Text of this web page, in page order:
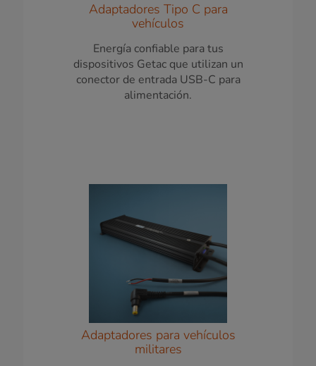
Adaptadores Tipo C para
vehículos
Energía confiable para tus
dispositivos Getac que utilizan un
conector de entrada USB-C para
alimentación.
Adaptadores para vehículos
militares